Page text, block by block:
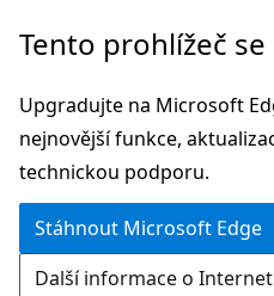
Přeskočit
hlavní
obsah
Tento prohlížeč
Upgradujte na Microsoft
nejnovější funkce,
technickou podporu.
Stáhnout Microsoft Edge
Další informace o